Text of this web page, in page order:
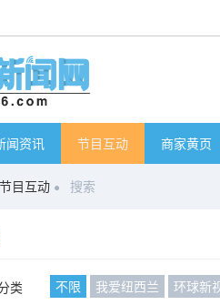
闻资讯 节目互动 商家黄页
节目互动 搜索
类 不限 我爱纽西兰 环球新